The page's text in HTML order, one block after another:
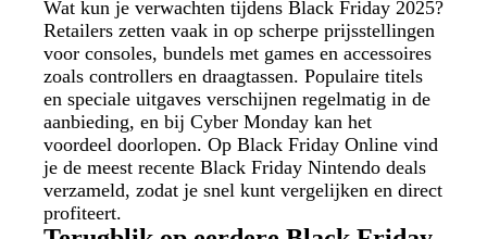
Wat kun je verwachten tijdens Black Friday 2025?
Retailers zetten vaak in op scherpe prijsstellingen
voor consoles, bundels met games en accessoires
zoals controllers en draagtassen. Populaire titels
en speciale uitgaves verschijnen regelmatig in de
aanbieding, en bij Cyber Monday kan het
voordeel doorlopen. Op Black Friday Online vind
je de meest recente Black Friday Nintendo deals
verzameld, zodat je snel kunt vergelijken en direct
profiteert.